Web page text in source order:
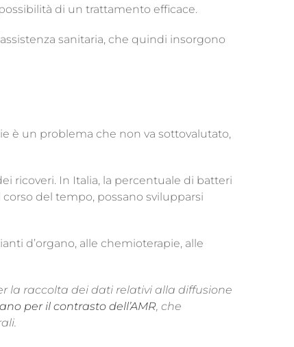
di un trattamento efficace.
sanitaria, che quindi insorgono
è un problema che non va sottovalutato,
ricoveri. In Italia, la percentuale di batteri
del tempo, possano svilupparsi
d’organo, alle chemioterapie, alle
la raccolta dei dati relativi alla diffusione
per il contrasto dell’AMR, che